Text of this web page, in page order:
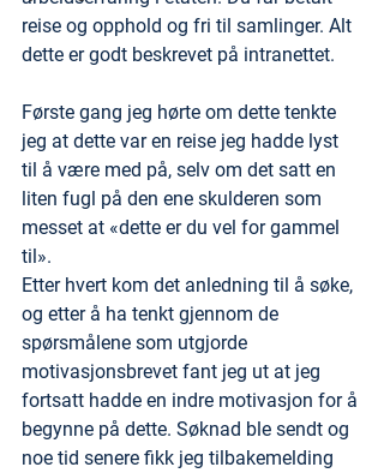
reise og opphold og fri til samlinger. Alt
dette er godt beskrevet på intranettet.
Første gang jeg hørte om dette tenkte
jeg at dette var en reise jeg hadde lyst
til å være med på, selv om det satt en
liten fugl på den ene skulderen som
messet at «dette er du vel for gammel
til».
Etter hvert kom det anledning til å søke,
og etter å ha tenkt gjennom de
spørsmålene som utgjorde
motivasjonsbrevet fant jeg ut at jeg
fortsatt hadde en indre motivasjon for å
begynne på dette. Søknad ble sendt og
noe tid senere fikk jeg tilbakemelding